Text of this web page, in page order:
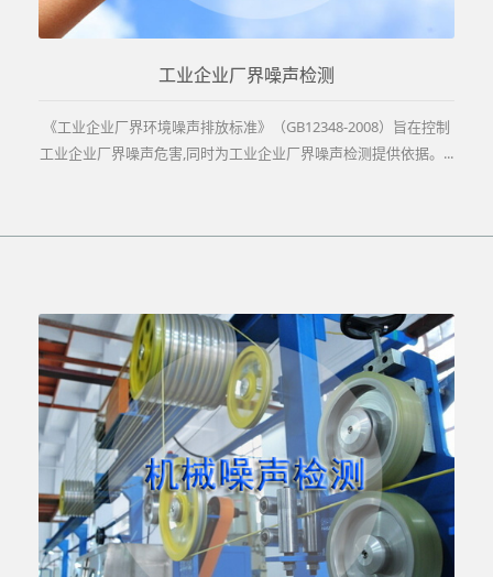
工业企业厂界噪声检测
《工业企业厂界环境噪声排放标准》（GB12348-2008）旨在控制
工业企业厂界噪声危害,同时为工业企业厂界噪声检测提供依据。...